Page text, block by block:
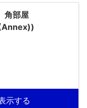
角部屋
示する